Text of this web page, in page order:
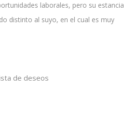
laborales, pero su estancia
distinto al suyo, en el cual es muy
de deseos